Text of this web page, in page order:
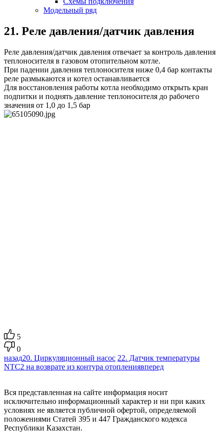
Модельный ряд
21. Реле давления/датчик давления
Реле давления/датчик давления отвечает за контроль давления
теплоносителя в газовом отопительном котле.
При падении давления теплоносителя ниже 0,4 бар контакты
реле размыкаются и котел останавливается
Для восстановления работы котла необходимо открыть кран
подпитки и поднять давление теплоносителя до рабочего
значения от 1,0 до 1,5 бар
5
0
назад20. Циркуляционный насос 22. Датчик температуры
NTC2 на возврате из контура отоплениявперед
Вся представленная на сайте информация носит
исключительно информационный характер и ни при каких
условиях не является публичной офертой, определяемой
положениями Статей 395 и 447 Гражданского кодекса
Республики Казахстан.